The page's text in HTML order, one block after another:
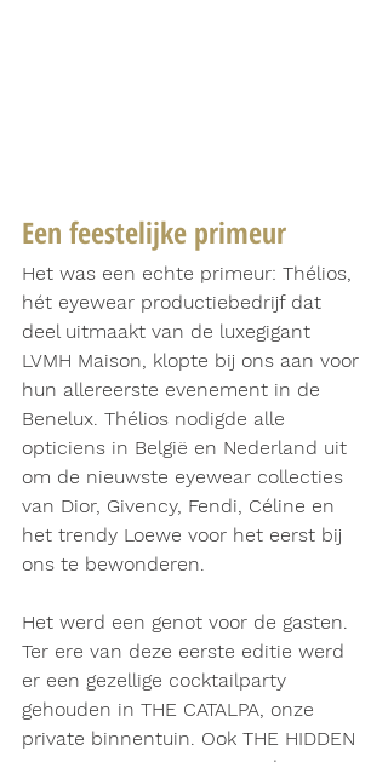
Een feestelijke primeur
Het was een echte primeur: Thélios,
hét eyewear productiebedrijf dat
deel uitmaakt van de luxegigant
LVMH Maison, klopte bij ons aan voor
hun allereerste evenement in de
Benelux. Thélios nodigde alle
opticiens in België en Nederland uit
om de nieuwste eyewear collecties
van Dior, Givency, Fendi, Céline en
het trendy Loewe voor het eerst bij
ons te bewonderen.
Het werd een genot voor de gasten.
Ter ere van deze eerste editie werd
er een gezellige cocktailparty
gehouden in THE CATALPA, onze
private binnentuin. Ook THE HIDDEN